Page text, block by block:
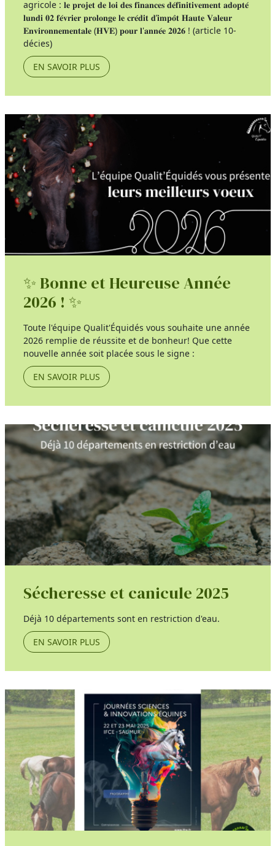
agricole : 𝐥𝐞 𝐩𝐫𝐨𝐣𝐞𝐭 𝐝𝐞 𝐥𝐨𝐢 𝐝𝐞𝐬 𝐟𝐢𝐧𝐚𝐧𝐜𝐞𝐬 𝐝𝐞́𝐟𝐢𝐧𝐢𝐭𝐢𝐯𝐞𝐦𝐞𝐧𝐭 𝐚𝐝𝐨𝐩𝐭𝐞́
𝐥𝐮𝐧𝐝𝐢 𝟎𝟐 𝐟𝐞́𝐯𝐫𝐢𝐞𝐫 𝐩𝐫𝐨𝐥𝐨𝐧𝐠𝐞 𝐥𝐞 𝐜𝐫𝐞́𝐝𝐢𝐭 𝐝’𝐢𝐦𝐩𝐨̂𝐭 𝐇𝐚𝐮𝐭𝐞 𝐕𝐚𝐥𝐞𝐮𝐫
𝐄𝐧𝐯𝐢𝐫𝐨𝐧𝐧𝐞𝐦𝐞𝐧𝐭𝐚𝐥𝐞 (𝐇𝐕𝐄) 𝐩𝐨𝐮𝐫 𝐥'𝐚𝐧𝐧𝐞́𝐞 𝟐𝟎𝟐𝟔 ! (article 10-
décies)
EN SAVOIR PLUS
✨ Bonne et Heureuse Année
2026 ! ✨
Toute l'équipe Qualit'Équidés vous souhaite une année
2026 remplie de réussite et de bonheur! Que cette
nouvelle année soit placée sous le signe :
EN SAVOIR PLUS
Sécheresse et canicule 2025
Déjà 10 départements sont en restriction d'eau.
EN SAVOIR PLUS